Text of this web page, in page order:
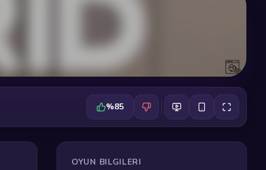
%85
OYUN BILGILERI